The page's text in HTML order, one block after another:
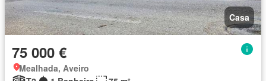
Casa
75 000 €
Mealhada, Aveiro